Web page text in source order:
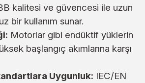
kalitesi ve güvencesi ile uzun
bir kullanım sunar.
Motorlar gibi endüktif yüklerin
başlangıç akımlarına karşı
Uygunluk: IEC/EN